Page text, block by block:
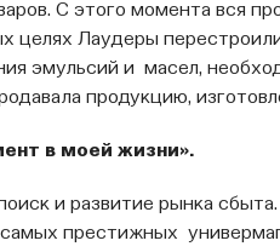
С этого момента вся
целях Лаудеры
эмульсий и масел,
продукцию,
в моей жизни».
и развитие рынка
престижных